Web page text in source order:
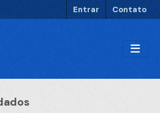
Entrar Contato